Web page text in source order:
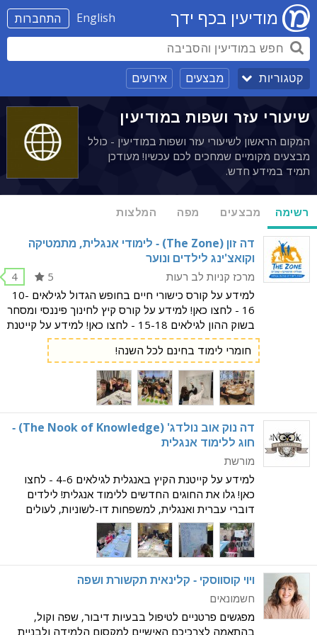
התחברות English מודיעין בכף ידך
קטגוריות מבצעים אירועים
שיעורי עזר ושפות במודיעין
המקום הראשון לשיעורי עזר ושפות במודיעין - כולל
מבצעים מקומיים שמחכים לכם עכשיו! מעודכן
תמיד במידע חדש.
רשימה מבצעים מפה המלצות
דה זון (The Zone) - לימודי אנגלית, מתמטיקה
וקואצ'ינג לילדים ונוער
4 5
מרכז קניות לב רעות
למידע על קורס כישורי חיים בחופש הגדול לגילאים 10-
16 - לחצו כאן! למידע על קורס קיץ לחינוך פיננסי ומסחר
בשוק ההון לגילאים 15-18 - לחצו כאן! למידע על קייטנת
סוף הקיץ באנגלית לגילאים 5-12 - לחצו כאן! מרכז
לימודי לגילאי בית הספר, המתמחה בלימוד א
חומרי לימוד בחינם לכל השנה!
דה נוק אוב נולדג' (The Nook of Knowledge) -
חוג ללימוד אנגלית
מורשת
למידע על קייטנת הקיץ באנגלית לגילאים 4-6 - לחצו
כאן! גלו את החוגים החדשים ללימוד אנגלית! לילדים
דוברי עברית ואנגלית, למשפחות דו-לשוניות, לעולים
חדשים ולילדים שזקוקים לדרך עדינה ומובנית יותר
ללמידת אוריינות. מתאים מגן חובה ועד כיתה ו'. תוכני
ויוי קוסווסקי - קלינאית תקשורת ושפה
חשמונאים
מפגשים פרטניים לטיפול בבעיות דיבור, שפה וקול,
בהתאמה לצרכיכם האישיים למקסום הלמידה ולבניית